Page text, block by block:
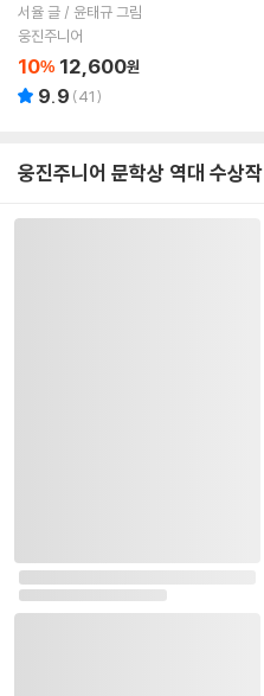
서율 글 / 윤태규 그림
웅진주니어
10% 12,600원
9.9 (41)
웅진주니어 문학상 역대 수상작